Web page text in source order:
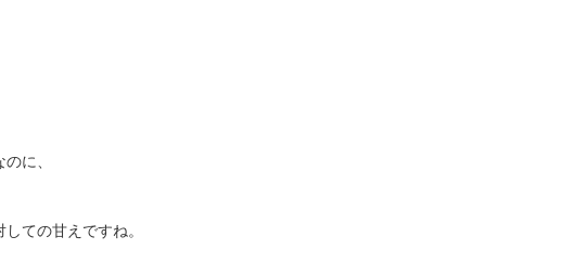
に、
ての甘えですね。